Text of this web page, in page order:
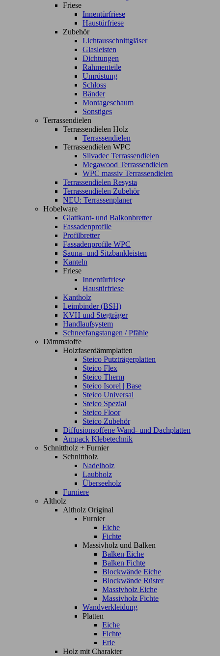
Friese
Innentürfriese
Haustürfriese
Zubehör
Lichtausschnittgläser
Glasleisten
Dichtungen
Rahmenteile
Umrüstung
Schloss
Bänder
Montageschaum
Sonstiges
Terrassendielen
Terrassendielen Holz
Terrassendielen
Terrassendielen WPC
Silvadec Terrassendielen
Megawood Terrassendielen
WPC massiv Terrassendielen
Terrassendielen Resysta
Terrassendielen Zubehör
NEU: Terrassenplaner
Hobelware
Glattkant- und Balkonbretter
Fassadenprofile
Profilbretter
Fassadenprofile WPC
Sauna- und Sitzbankleisten
Kanteln
Friese
Innentürfriese
Haustürfriese
Kantholz
Leimbinder (BSH)
KVH und Stegträger
Handlaufsystem
Schneefangstangen / Pfähle
Dämmstoffe
Holzfaserdämmplatten
Steico Putzträgerplatten
Steico Flex
Steico Therm
Steico Isorel | Base
Steico Universal
Steico Spezial
Steico Floor
Steico Zubehör
Diffusionsoffene Wand- und Dachplatten
Ampack Klebetechnik
Schnittholz + Furnier
Schnittholz
Nadelholz
Laubholz
Überseeholz
Furniere
Altholz
Altholz Original
Furnier
Eiche
Fichte
Massivholz und Balken
Balken Eiche
Balken Fichte
Blockwände Eiche
Blockwände Rüster
Massivholz Eiche
Massivholz Fichte
Wandverkleidung
Platten
Eiche
Fichte
Erle
Holz mit Charakter